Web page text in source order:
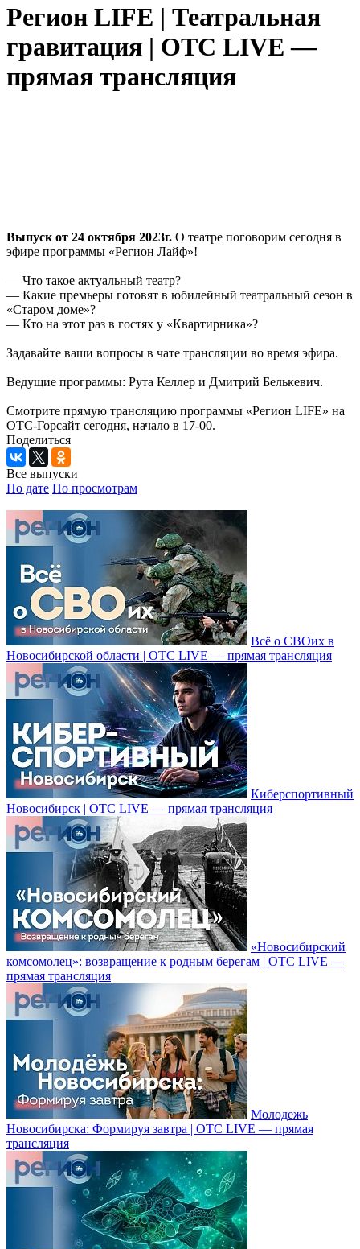
Регион LIFE | Театральная
гравитация | ОТС LIVE —
прямая трансляция
Выпуск от 24 октября 2023г. О театре поговорим сегодня в
эфире программы «Регион Лайф»!
— Что такое актуальный театр?
— Какие премьеры готовят в юбилейный театральный сезон в
«Старом доме»?
— Кто на этот раз в гостях у «Квартирника»?
Задавайте ваши вопросы в чате трансляции во время эфира.
Ведущие программы: Рута Келлер и Дмитрий Белькевич.
Смотрите прямую трансляцию программы «Регион LIFE» на
ОТС-Горсайт сегодня, начало в 17-00.
Поделиться
Все выпуски
По дате По просмотрам
Всё о СВОих в
Новосибирской области | ОТС LIVE — прямая трансляция
Киберспортивный
Новосибирск | ОТС LIVE — прямая трансляция
«Новосибирский
комсомолец»: возвращение к родным берегам | ОТС LIVE —
прямая трансляция
Молодежь
Новосибирска: Формируя завтра | ОТС LIVE — прямая
трансляция